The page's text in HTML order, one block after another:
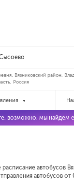
Вязниковский район,
Россия
автобусов
автобусов от
возможно, мы найдём